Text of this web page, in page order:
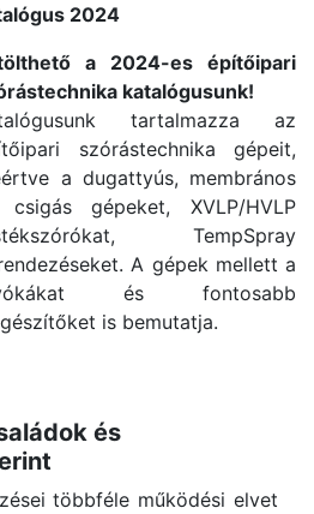
2024
a 2024-es építőipari
katalógusunk!
tartalmazza az
szórástechnika gépeit,
a dugattyús, membrános
csigás gépeket, XVLP/HVLP
TempSpray
A gépek mellett a
és fontosabb
is bemutatja.
és
többféle működési elvet